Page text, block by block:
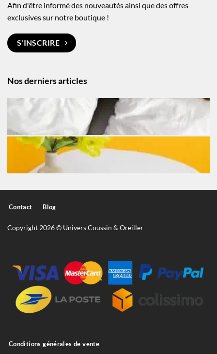
Nos derniers articles
Afin d'être informé des nouveautés ainsi que des offres
exclusives sur notre boutique !
S'INSCRIRE
Contact Blog
Copyright 2026 © Univers Coussin & Oreiller
Conditions générales de vente